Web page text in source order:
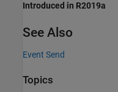
Introduced in R2019a
See Also
Event Send
Topics